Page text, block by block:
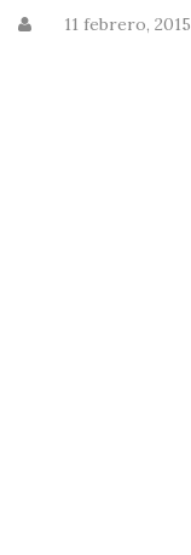
11 febrero, 2015